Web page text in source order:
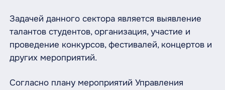
Задачей данного сектора является выявление
талантов студентов, организация, участие и
проведение конкурсов, фестивалей, концертов и
других мероприятий.
Согласно плану мероприятий Управления